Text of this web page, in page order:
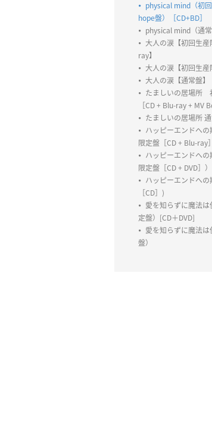
physical mind（初
hope盤）［CD+BD］
physical mind（通常
大人の涙【初回生産
ray】
大人の涙【初回生産
大人の涙【通常盤】
たましいの居場所
［CD + Blu-ray + MV
たましいの居場所 通
ハッピーエンドへ
限定盤［CD + Blu-ray
ハッピーエンドへ
限定盤［CD + DVD］）
ハッピーエンドへの
［CD］)
愛を知らずに魔法は
定盤）[CD＋DVD]
愛を知らずに魔法は
盤）